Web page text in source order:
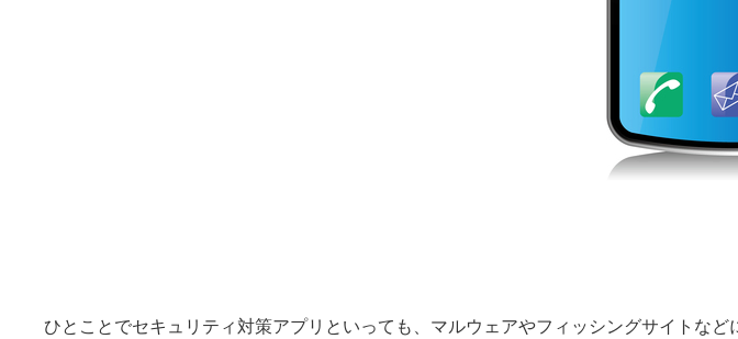
ひとことでセキュリティ対策アプリといっても、マルウェアやフィッシングサイトな